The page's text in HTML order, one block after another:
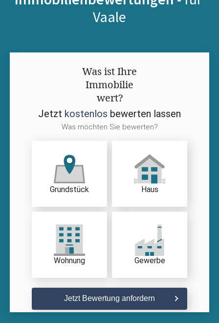
Vaale
Was ist Ihre
Immobilie
wert?
Jetzt kostenlos bewerten lassen
Was möchten Sie bewerten?
Grundstück Haus
Wohnung Gewerbe
Jetzt Bewertung anfordern